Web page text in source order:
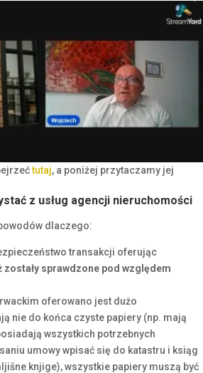
tutaj, a poniżej przytaczamy jej
z usług agencji nieruchomości
dlaczego:
transakcji oferując
sprawdzone pod względem
oferowano jest dużo
nie do końca czyste papiery (np. mają
wszystkich potrzebnych
umowy wpisać się do katastru i ksiąg
knjige), wszystkie papiery muszą być